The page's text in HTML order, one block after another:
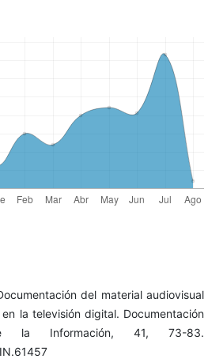
del material audiovisual
la televisión digital. Documentación
Información, 41, 73-83.